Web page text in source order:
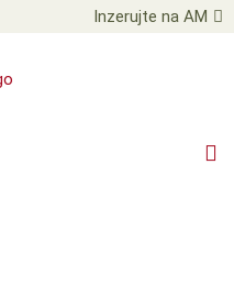
Inzerujte na AM